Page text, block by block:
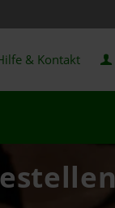
& Kontakt